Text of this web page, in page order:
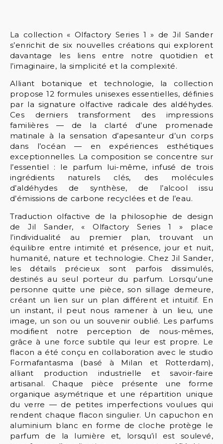
La collection « Olfactory Series 1 » de Jil Sander
s’enrichit de six nouvelles créations qui explorent
davantage les liens entre notre quotidien et
l’imaginaire, la simplicité et la complexité.
Alliant botanique et technologie, la collection
propose 12 formules unisexes essentielles, définies
par la signature olfactive radicale des aldéhydes.
Ces derniers transforment des impressions
familières — de la clarté d’une promenade
matinale à la sensation d’apesanteur d’un corps
dans l’océan — en expériences esthétiques
exceptionnelles. La composition se concentre sur
l’essentiel : le parfum lui-même, infusé de trois
ingrédients naturels clés, des molécules
d’aldéhydes de synthèse, de l’alcool issu
d’émissions de carbone recyclées et de l’eau.
Traduction olfactive de la philosophie de design
de Jil Sander, « Olfactory Series 1 » place
l’individualité au premier plan, trouvant un
équilibre entre intimité et présence, jour et nuit,
humanité, nature et technologie. Chez Jil Sander,
les détails précieux sont parfois dissimulés,
destinés au seul porteur du parfum. Lorsqu’une
personne quitte une pièce, son sillage demeure,
créant un lien sur un plan différent et intuitif. En
un instant, il peut nous ramener à un lieu, une
image, un son ou un souvenir oublié. Les parfums
modifient notre perception de nous-mêmes,
grâce à une force subtile qui leur est propre. Le
flacon a été conçu en collaboration avec le studio
Formafantasma (basé à Milan et Rotterdam),
alliant production industrielle et savoir-faire
artisanal. Chaque pièce présente une forme
organique asymétrique et une répartition unique
du verre — de petites imperfections voulues qui
rendent chaque flacon singulier. Un capuchon en
aluminium blanc en forme de cloche protège le
parfum de la lumière et, lorsqu’il est soulevé,